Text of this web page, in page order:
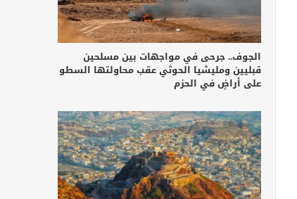
الجوف.. جرحى في مواجهات بين مسلحين
قبليين ومليشيا الحوثي عقب محاولتها السطو
على أراضٍ في الحزم